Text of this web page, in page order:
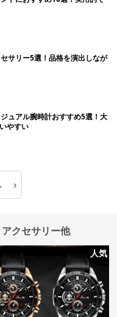
サリー5選！品格を演出しなが
ュアル腕時計おすすめ5選！大
やすい
›
クセサリー他
人気